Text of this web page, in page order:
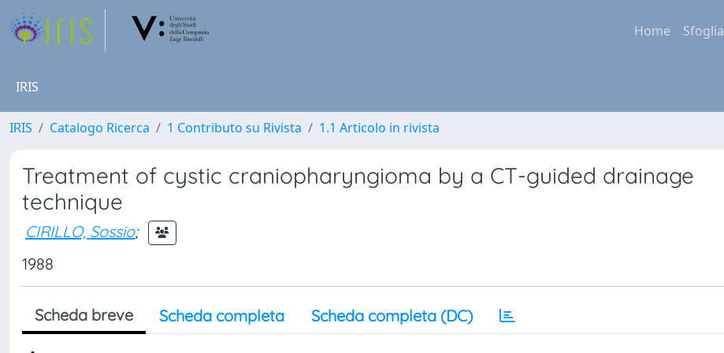
Home Sfoglia
IRIS
IRIS Catalogo Ricerca 1 Contributo su Rivista 1.1 Articolo in rivista
Treatment of cystic craniopharyngioma by a CT-guided drainage
technique
CIRILLO, Sossio;
1988
Scheda breve Scheda completa Scheda completa (DC)